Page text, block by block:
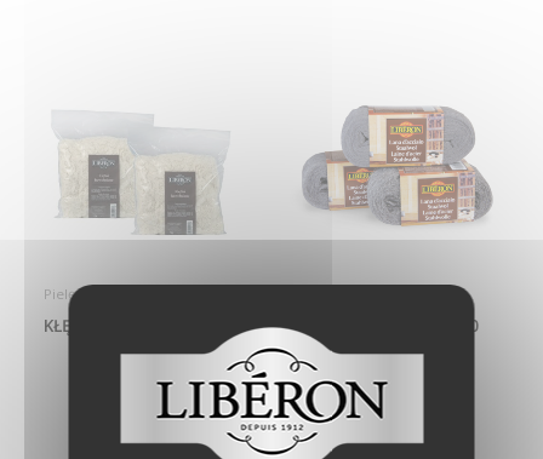
Pielęgnuję
KŁĘBKI BAWEŁNIANE WATA STALOWA NR 0